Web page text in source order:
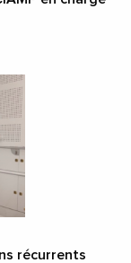
récurrents